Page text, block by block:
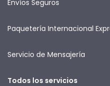
Envíos Seguros
Paquetería Internacional
Servicio de Mensajería
Todos los servicios